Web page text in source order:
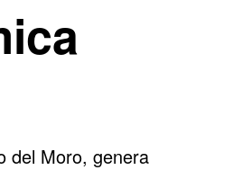
del Moro, genera